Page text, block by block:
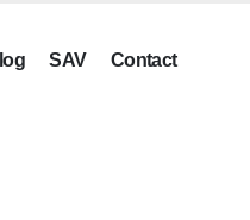
SAV Contact